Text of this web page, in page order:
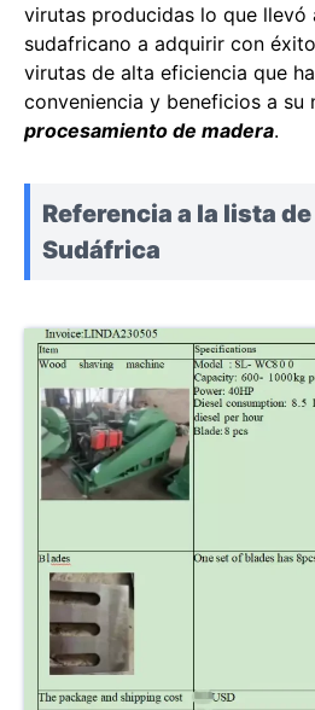
virutas producidas lo que llevó
sudafricano a adquirir con
virutas de alta eficiencia que
conveniencia y beneficios a su
procesamiento de madera.
Referencia a la lista
Sudáfrica